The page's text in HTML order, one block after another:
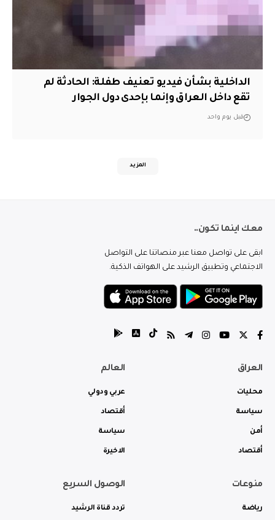
الداخلية بشأن فيديو تعنيف طفلة: الحادثة لم
تقع داخل العراق وإنما بإحدى دول الجوار
قبل يوم واحد
المزيد
معك اينما تكون..
ابقى على تواصل معنا عبر منصاتنا على التواصل
الاجتماعي وتطبيق الرشيد على الهواتف الذكية.
العراق
محليات
سياسة
أمن
أقتصاد
العالم
عربي ودولي
أقتصاد
سياسة
الاخيرة
منوعات
رياضة
الوصول السريع
تردد قناة الرشيد